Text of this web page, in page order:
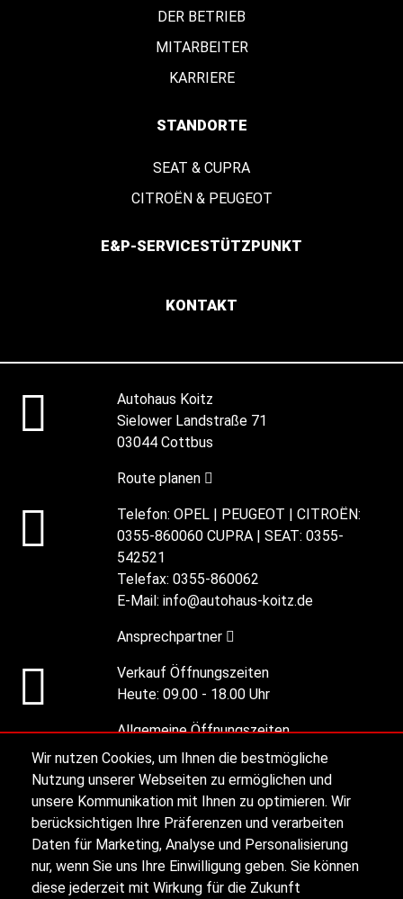
Wir nutzen Cookies, um Ihnen die bestmögliche
Nutzung unserer Webseiten zu ermöglichen und
unsere Kommunikation mit Ihnen zu optimieren. Wir
berücksichtigen Ihre Präferenzen und verarbeiten
Daten für Marketing, Analyse und Personalisierung
nur, wenn Sie uns Ihre Einwilligung geben. Sie können
diese jederzeit mit Wirkung für die Zukunft
DER BETRIEB
MITARBEITER
KARRIERE
STANDORTE
SEAT & CUPRA
CITROËN & PEUGEOT
E&P-SERVICESTÜTZPUNKT
KONTAKT
Autohaus Koitz
Sielower Landstraße 71
03044 Cottbus
Route planen
Telefon: OPEL | PEUGEOT | CITROËN:
0355-860060 CUPRA | SEAT: 0355-
542521
Telefax: 0355-860062
E-Mail: info@autohaus-koitz.de
Ansprechpartner
Verkauf Öffnungszeiten
Heute: 09.00 - 18.00 Uhr
Allgemeine Öffnungszeiten
Heute:07.30 - 18:00 Uhr
Alle Öffnungszeiten